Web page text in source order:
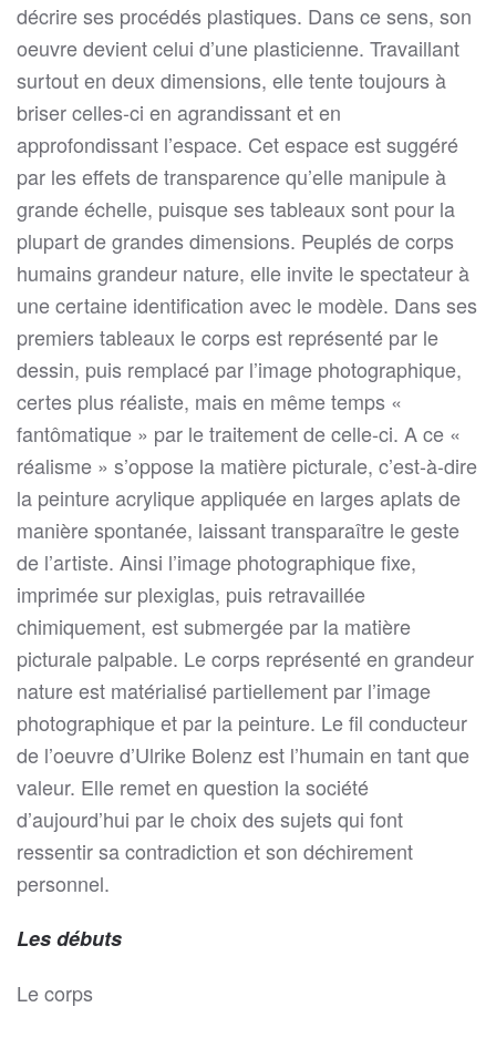
décrire ses procédés plastiques. Dans ce sens, son
oeuvre devient celui d’une plasticienne. Travaillant
surtout en deux dimensions, elle tente toujours à
briser celles-ci en agrandissant et en
approfondissant l’espace. Cet espace est suggéré
par les effets de transparence qu’elle manipule à
grande échelle, puisque ses tableaux sont pour la
plupart de grandes dimensions. Peuplés de corps
humains grandeur nature, elle invite le spectateur à
une certaine identification avec le modèle. Dans ses
premiers tableaux le corps est représenté par le
dessin, puis remplacé par l’image photographique,
certes plus réaliste, mais en même temps «
fantômatique » par le traitement de celle-ci. A ce «
réalisme » s’oppose la matière picturale, c’est-à-dire
la peinture acrylique appliquée en larges aplats de
manière spontanée, laissant transparaître le geste
de l’artiste. Ainsi l’image photographique fixe,
imprimée sur plexiglas, puis retravaillée
chimiquement, est submergée par la matière
picturale palpable. Le corps représenté en grandeur
nature est matérialisé partiellement par l’image
photographique et par la peinture. Le fil conducteur
de l’oeuvre d’Ulrike Bolenz est l’humain en tant que
valeur. Elle remet en question la société
d’aujourd’hui par le choix des sujets qui font
ressentir sa contradiction et son déchirement
personnel.
Les débuts
Le corps